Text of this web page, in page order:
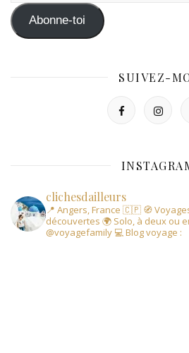
mail Abonne-toi
SUIVEZ-
clichesdailleurs
📍 Angers, France 🇨🇵 🧭
découvertes 🌍 Solo, à deux ou
@voyagefamily 💻 Blog voyage :